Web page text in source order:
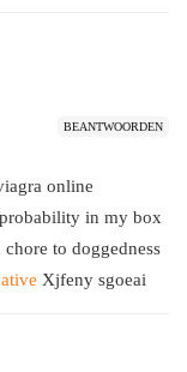
BEANTWOORDEN
online
in my box
chore to doggedness
Xjfeny sgoeai